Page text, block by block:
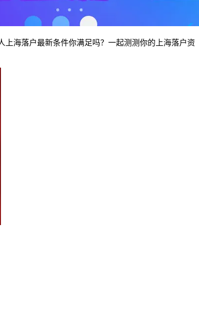
上海落户最新条件你满足吗？一起测测你的上海落户资